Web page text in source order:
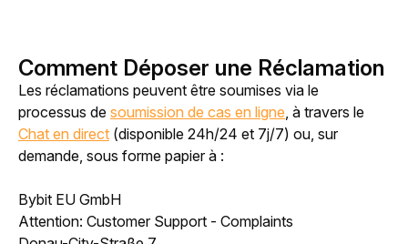
Comment Déposer une Réclamation
Les réclamations peuvent être soumises via le
processus de soumission de cas en ligne
Chat en direct (disponible 24h/24 et 7j/7) ou, sur
demande, sous forme papier à :
Bybit EU GmbH
Attention: Customer Support - Complaints